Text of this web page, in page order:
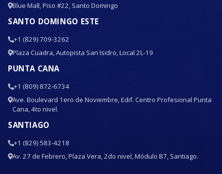
Blue Mall, Piso #22, Santo Domingo
SANTO DOMINGO ESTE
+1 (829) 709-3262
Plaza Cuadra, Autopista San Isidro, Local 2L-19
PUNTA CANA
+1 (809) 872-6734
Ave. Boulevard 1ero de Noviembre, Edif. Centro Profesional Punta
Cana, 4to nivel.
SANTIAGO
+1 (829) 583-4218
Av. 27 de Febrero, Plaza Vera, 2do nivel, Módulo B7, Santiago.